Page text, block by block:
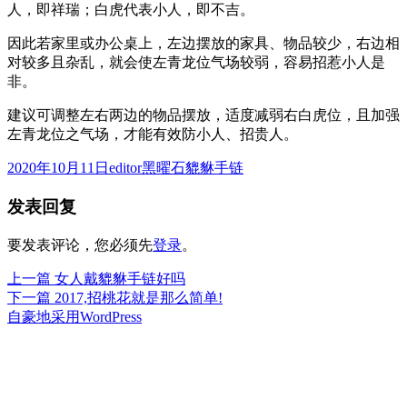
人，即祥瑞；白虎代表小人，即不吉。
因此若家里或办公桌上，左边摆放的家具、物品较少，右边相
对较多且杂乱，就会使左青龙位气场较弱，容易招惹小人是
非。
建议可调整左右两边的物品摆放，适度减弱右白虎位，且加强
左青龙位之气场，才能有效防小人、招贵人。
发
于
2020年10月11日 作
editor分
黑曜石貔貅手链
发表回复
要发表评论，您必须先登录。
文
章
上一篇 上
篇
文
女人戴貔貅手链好吗
下一篇 下
篇
2017,招桃花就是那么简单!
自豪地采用WordPress